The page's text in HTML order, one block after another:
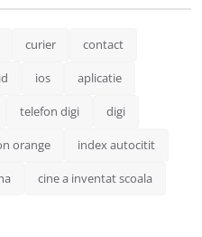
curier contact
ios aplicatie
telefon digi digi
orange index autocitit
cine a inventat scoala